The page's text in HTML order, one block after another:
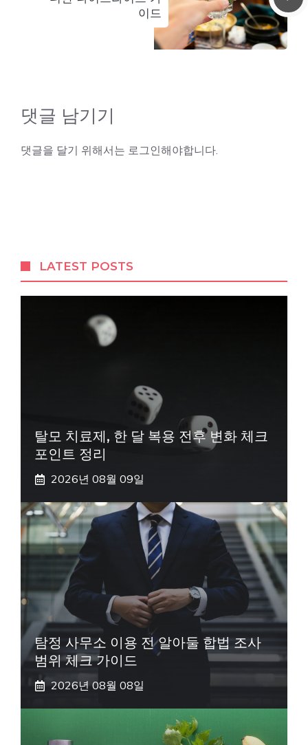
이드
댓글 남기기
댓글을 달기 위해서는 로그인해야합니다.
LATEST POSTS
탈모 치료제, 한 달 복용 전후 변화 체크
포인트 정리
2026년 08월 09일
탐정 사무소 이용 전 알아둘 합법 조사
범위 체크 가이드
2026년 08월 08일